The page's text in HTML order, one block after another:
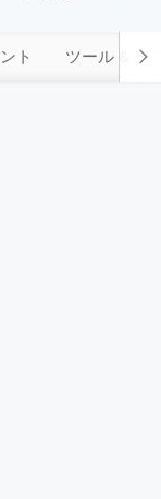
ト ツール & ソ